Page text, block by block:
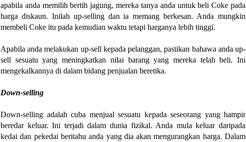
apabila anda memilih bertih jagung, mereka tanya anda untuk beli Coke pada
harga diskaun. Inilah up-selling dan ia memang berkesan. Anda mungkin
membeli Coke itu pada kemudian waktu tetapi harganya lebih tinggi.
Apabila anda melakukan up-sell kepada pelanggan, pastikan bahawa anda up-
sell sesuatu yang meningkatkan nilai barang yang mereka telah beli. Ini
mengekalkannya di dalam bidang penjualan beretika.
Down-selling
Down-selling adalah cuba menjual sesuatu kepada seseorang yang hampir
beredar keluar. Ini terjadi dalam dunia fizikal. Anda mula keluar daripada
kedai dan pekedai beritahu anda yang dia akan mengurangkan harga. Dalam